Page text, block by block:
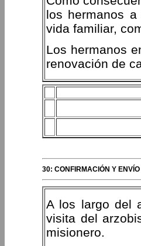
los hermanos
vida familiar,
Los hermanos
renovación de
30: CONFIRMACIÓN Y
A los largo del
visita del
misionero.